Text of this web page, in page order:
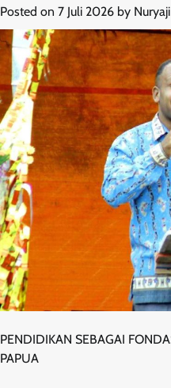
Posted on 7 Juli 2026 by Nuryaji
PENDIDIKAN SEBAGAI
PAPUA